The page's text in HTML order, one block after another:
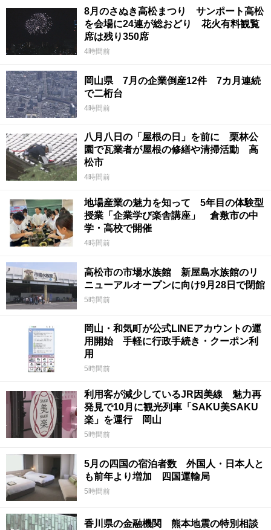
8月のさぬき高松まつり サンポート高松
を会場に24連が総おどり 花火有料観覧
席は残り350席
4時間前
岡山県 7月の企業倒産12件 7カ月連続
で二桁台
4時間前
八月八日の「屋根の日」を前に 栗林公
園で瓦業者が屋根の修繕や清掃活動 高
松市
4時間前
地場産業の魅力を知って 5年目の体験型
授業「企業学び楽舎講座」 倉敷市の中
学・高校で開催
4時間前
高松市の市場水族館 新屋島水族館のリ
ニューアルオープンに向け9月28日で閉館
5時間前
岡山・和気町が公式LINEアカウントの運
用開始 手軽に行政手続き・クーポン利
用
5時間前
利用客が減少しているJR因美線 魅力再
発見で10月に観光列車「SAKU美SAKU
楽」を運行 岡山
5時間前
5月の四国の宿泊者数 外国人・日本人と
も前年より増加 四国運輸局
5時間前
香川県の金融機関 熊本地震の特別相談